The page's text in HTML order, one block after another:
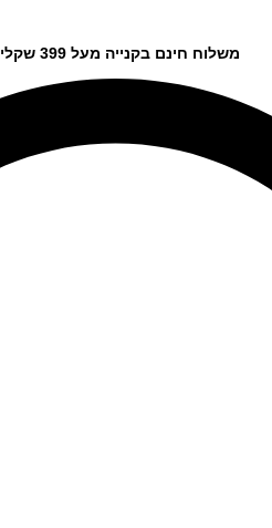
משלוח חינם בקנייה מעל 399 שקלים